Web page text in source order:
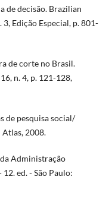
de decisão. Brazilian
Edição Especial, p. 801-
de corte no Brasil.
n. 4, p. 121-128,
de pesquisa social/
Atlas, 2008.
Administração
ed. - São Paulo: